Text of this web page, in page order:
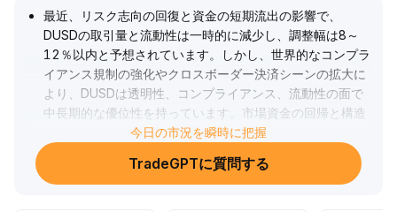
最近、リスク志向の回復と資金の短期流出の影響で、
DUSDの取引量と流動性は一時的に減少し、調整幅は8～
12％以内と予想されています。しかし、世界的なコンプラ
イアンス規制の強化やクロスボーダー決済シーンの拡大に
より、DUSDは透明性、コンプライアンス、流動性の面で
中長期的な優位性を持っています。市場資金の回帰と構造
調整のタイミングに注目し、押し目買いを推奨します。特
に機関投資家と高純資産層のニーズを優先し、戦略的に保
有することで今後の回復局面に備えることが推奨されま
今日の市況を瞬時に把握
TradeGPTに質問する